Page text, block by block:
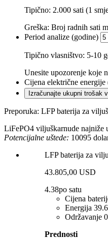
Tipično: 2.000 sati (1
Greška: Broj radnih sati
Period analize (godine)
Tipično vlasništvo: 5-10
Unesite upozorenje koje
Cijena električne
Izračunajte ukupni trošak
Preporuka: LFP baterija za
LiFePO4 viljuškarnude najniže
Potencijalne uštede: 10095
LFP baterija za
43.805,00 USD
4.38po satu
Cijena
Energija
Održavanje
Prednosti